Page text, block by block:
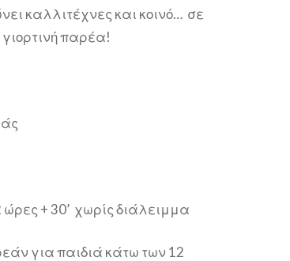
καλλιτέχνες και κοινό… σε
γιορτινή παρέα!
ώρες + 30’ χωρίς διάλειμμα
για παιδιά κάτω των 12